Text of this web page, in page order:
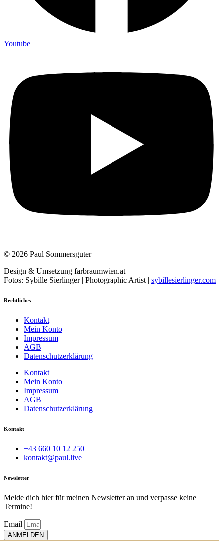
Youtube
© 2026 Paul Sommersguter
Design & Umsetzung farbraumwien.at
Fotos: Sybille Sierlinger | Photographic Artist | sybillesierlinger.com
Rechtliches
Kontakt
Mein Konto
Impressum
AGB
Datenschutzerklärung
Kontakt
Mein Konto
Impressum
AGB
Datenschutzerklärung
Kontakt
+43 660 10 12 250
kontakt@paul.live
Newsletter
Melde dich hier für meinen Newsletter an und verpasse keine
Termine!
Email
ANMELDEN